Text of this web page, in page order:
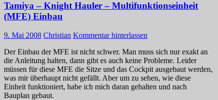
–
Tamiya – Knight Hauler – Multifunktionseinheit
(MFE) Einbau
9. Mai 2008 Christian Kommentar hinterlassen
Der Einbau der MFE ist nicht schwer. Man muss sich nur exakt an
die Anleitung halten, dann gibt es auch keine Probleme. Leider
müssen für diese MFE die Sitze und das Cockpit ausgebaut werden,
was mir überhaupt nicht gefällt. Aber um zu sehen, wie diese
Einheit funktioniert, habe ich mich daran gehalten und nach
Bauplan gebaut.